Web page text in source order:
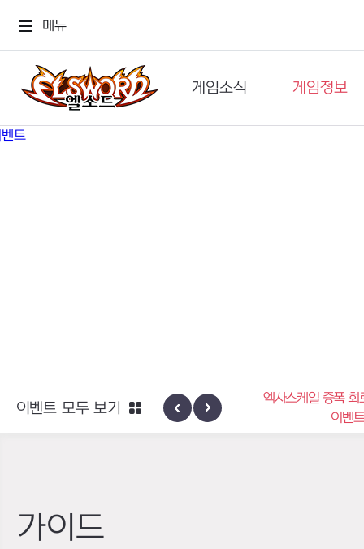
메뉴
게임소식
공지사항
게임정보
세계관
신규 지역 네블론
엑사스케일 증폭 회
이벤트
이벤트 모두 보기
가이드